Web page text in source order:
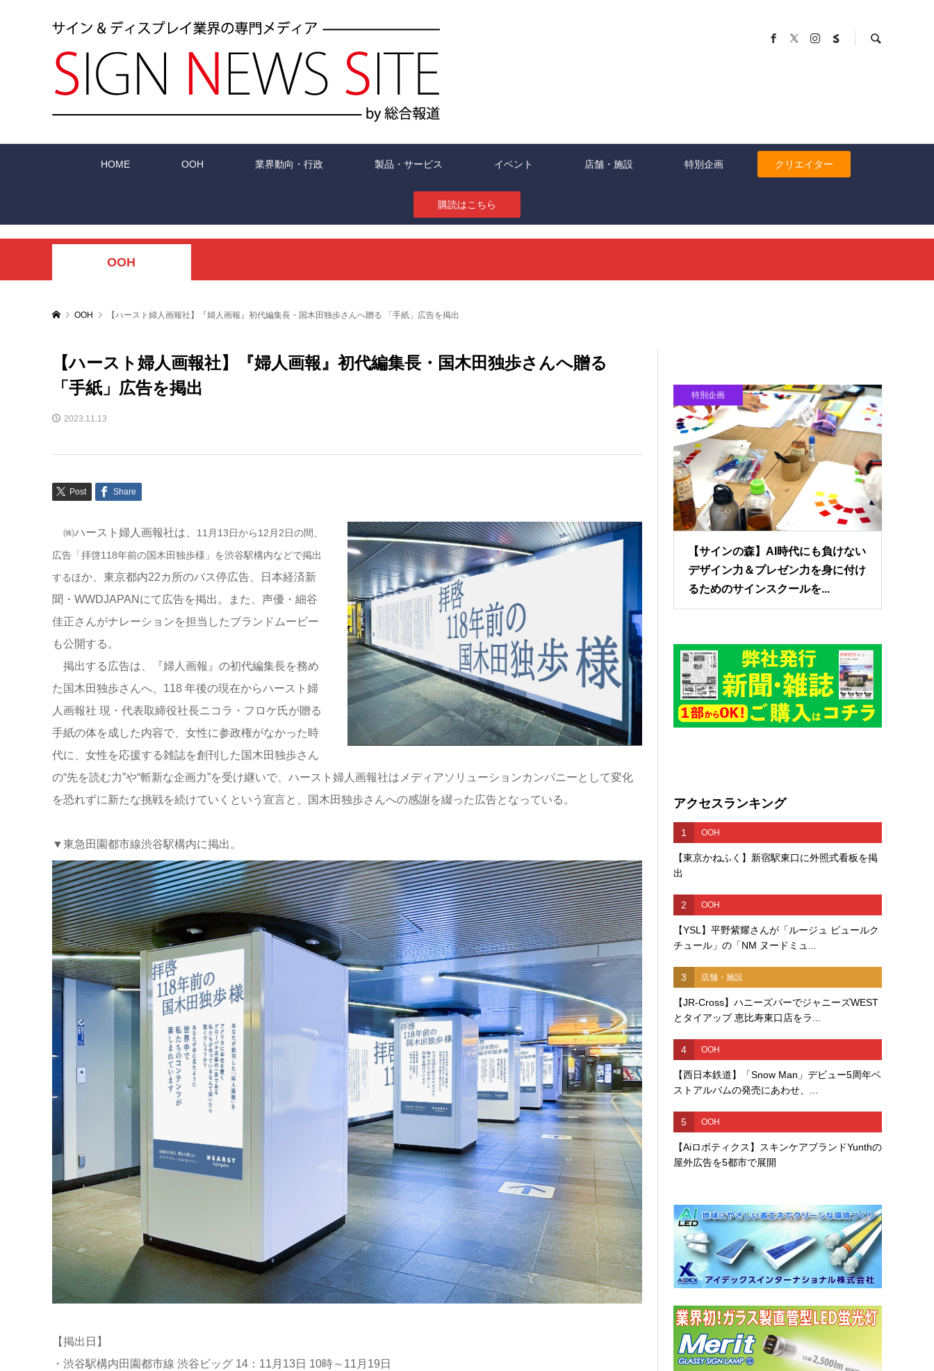
HOME OOH 業界動向・行政 製品・サービス イベント 店舗・施設 特別企画 クリエイター
購読はこちら
OOH
OOH 【ハースト婦人画報社】『婦人画報』初代編集長・国木田独歩さんへ贈る 「手紙」広告を掲出
【ハースト婦人画報社】『婦人画報』初代編集長・国木田独歩さんへ贈る
「手紙」広告を掲出
2023.11.13
Post Share
㈱ハースト婦人画報社は、
11月13日から12月2日の間、
広告「拝啓118年前の国木田独歩様」を渋谷駅構内などで掲出
するほか、東京都内22カ所のバス停広告、日本経済新
聞・WWDJAPANにて広告を掲出。また、声優・細谷
佳正さんがナレーションを担当したブランドムービー
も公開する。
掲出する広告は、『婦人画報』の初代編集長を務め
た国木田独歩さんへ、118 年後の現在からハースト婦
人画報社 現・代表取締役社長ニコラ・フロケ氏が贈る
手紙の体を成した内容で、女性に参政権がなかった時
代に、女性を応援する雑誌を創刊した国木田独歩さん
の“先を読む力”や“斬新な企画力”を受け継いで、ハースト婦人画報社はメディアソリューションカンパニーとして変化
を恐れずに新たな挑戦を続けていくという宣言と、国木田独歩さんへの感謝を綴った広告となっている。
▼東急田園都市線渋谷駅構内に掲出。
【掲出日】
・渋谷駅構内田園都市線 渋谷ビッグ 14：11月13日 10時～11月19日
特別企画
【サインの森】AI時代にも負けない
デザイン力＆プレゼン力を身に付け
るためのサインスクールを...
アクセスランキング
1 OOH
【東京かねふく】新宿駅東口に外照式看板を掲
出
2 OOH
【YSL】平野紫耀さんが「ルージュ ピュールク
チュール」の「NM ヌードミュ...
3 店舗・施設
【JR-Cross】ハニーズバーでジャニーズWEST
とタイアップ 恵比寿東口店をラ...
4 OOH
【西日本鉄道】「Snow Man」デビュー5周年ベ
ストアルバムの発売にあわせ、...
5 OOH
【Aiロボティクス】スキンケアブランドYunthの
屋外広告を5都市で展開